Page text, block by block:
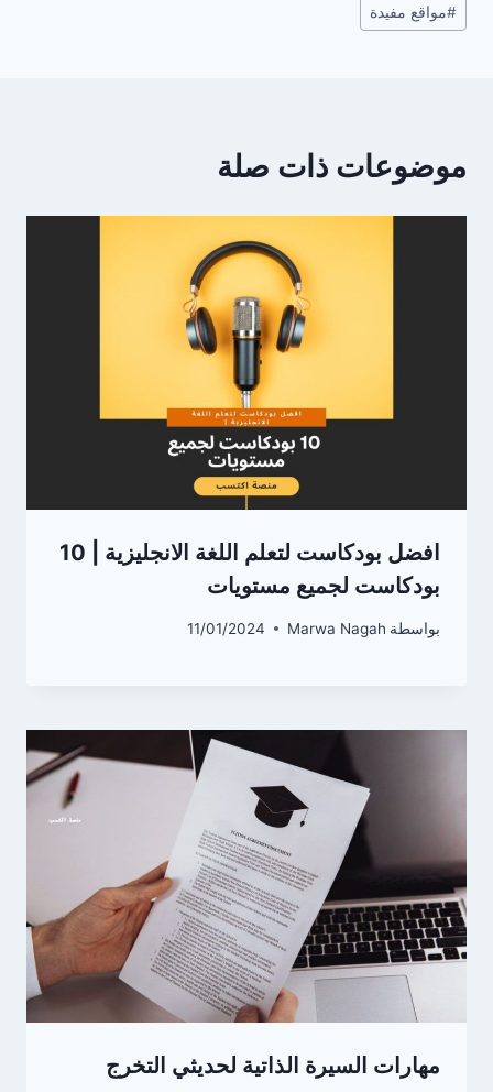
#مواقع مفيدة
موضوعات ذات صلة
افضل بودكاست لتعلم اللغة الانجليزية | 10
بودكاست لجميع مستويات
بواسطة Marwa Nagah
11/01/2024
مهارات السيرة الذاتية لحديثي التخرج